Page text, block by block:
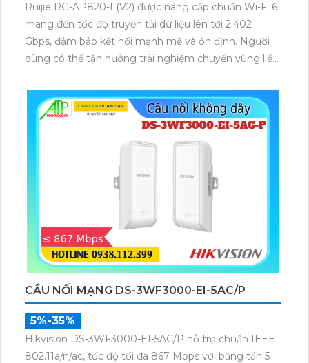
Ruijie RG-AP820-L(V2) được nâng cấp chuẩn Wi-Fi 6
mang đến tốc độ truyền tải dữ liệu lên tới 2.402
Gbps, đảm bảo kết nối mạnh mẽ và ổn định. Người
dùng có thể tận hưởng trải nghiệm chuyển vùng liền
chuyển trong không gian rộng.
CẦU NỐI MẠNG DS-3WF3000-EI-5AC/P
5%-35%
Hikvision DS-3WF3000-EI-5AC/P hỗ trợ chuẩn IEEE
802.11a/n/ac, tốc độ tối đa 867 Mbps với băng tần 5